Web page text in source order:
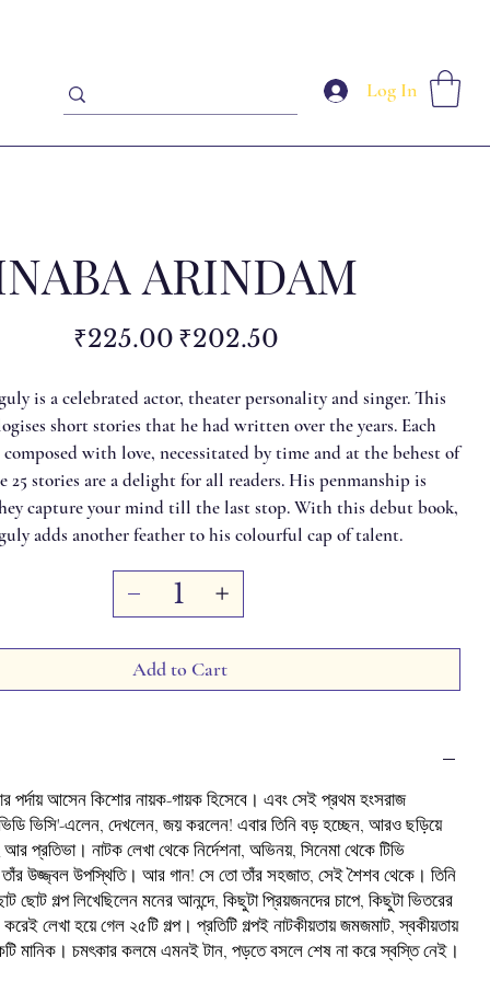
Log In
ARINDAM
Original
price
₹225.00
Sale
price
₹202.50
is a celebrated actor, theater personality and singer. This
short stories that he had written over the years. Each
composed with love, necessitated by time and at the behest of
25 stories are a delight for all readers. His penmanship is
capture your mind till the last stop. With this debut book,
adds another feather to his colourful cap of talent.
Add to Cart
পর্দায় আসেন কিশোর নায়ক-গায়ক হিসেবে। এবং সেই প্রথম হংসরাজ
ভিডি ভিসি'-এলেন, দেখলেন, জয় করলেন! এবার তিনি বড় হচ্ছেন, আরও ছড়িয়ে
প্রতিভা। নাটক লেখা থেকে নির্দেশনা, অভিনয়, সিনেমা থেকে টিভি
তাঁর উজ্জ্বল উপস্থিতি। আর গান! সে তো তাঁর সহজাত, সেই শৈশব থেকে। তিনি
ছোট গল্প লিখেছিলেন মনের আনন্দে, কিছুটা প্রিয়জনদের চাপে, কিছুটা ভিতরের
লেখা হয়ে গেল ২৫টি গল্প। প্রতিটি গল্পই নাটকীয়তায় জমজমাট, স্বকীয়তায়
মানিক। চমৎকার কলমে এমনই টান, পড়তে বসলে শেষ না করে স্বস্তি নেই।